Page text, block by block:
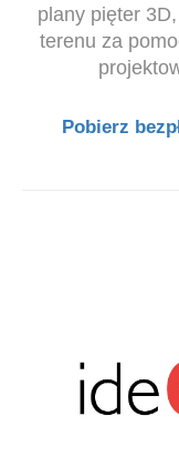
plany pięter
terenu za
Pobierz